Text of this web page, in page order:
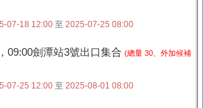
07-18 12:00 至 2025-07-25 08:00
09:00劍潭站3號出口集合 (總量 30、外加候補
07-25 12:00 至 2025-08-01 08:00